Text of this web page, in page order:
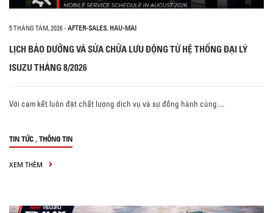
5 THÁNG TÁM, 2026- AFTER-SALES, HAU-MAI
LỊCH BẢO DƯỠNG VÀ SỬA CHỮA LƯU ĐỘNG TỪ HỆ THỐNG ĐẠI LÝ
ISUZU THÁNG 8/2026
Với cam kết luôn đặt chất lượng dịch vụ và sự đồng hành cùng…
TIN TỨC , THÔNG TIN
XEM THÊM